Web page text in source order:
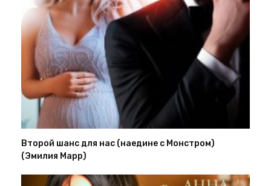
Второй шанс для нас (наедине с Монстром)
(Эмилия Марр)